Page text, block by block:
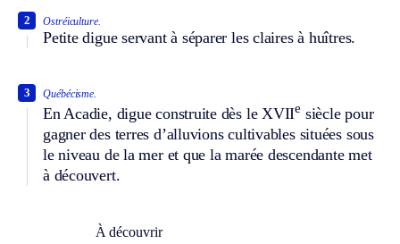
Ostréiculture.
Petite digue servant à séparer les claires à huîtres.
2
Québécisme.
En Acadie, digue construite dès le XVIIe siècle pour
gagner des terres d’alluvions cultivables situées sous
le niveau de la mer et que la marée descendante met
à découvert.
3
À découvrir